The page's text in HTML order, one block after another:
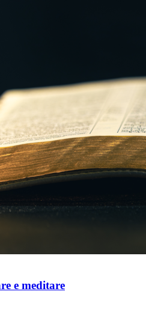
e meditare